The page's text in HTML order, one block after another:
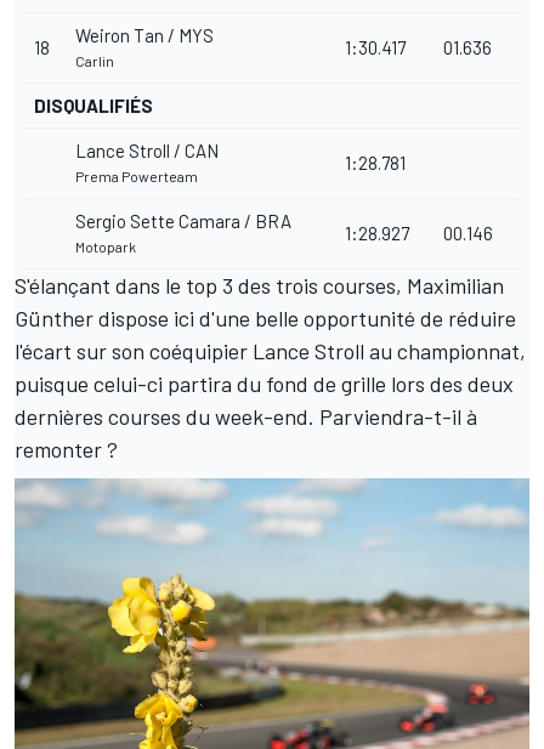
18
Weiron Tan / MYS
Carlin
1:30.417 01.636
DISQUALIFIÉS
Lance Stroll / CAN
Prema Powerteam
1:28.781
Sergio Sette Camara / BRA
Motopark
1:28.927 00.146
S'élançant dans le top 3 des trois courses, Maximilian
Günther dispose ici d'une belle opportunité de réduire
l'écart sur son coéquipier Lance Stroll au championnat,
puisque celui-ci partira du fond de grille lors des deux
dernières courses du week-end. Parviendra-t-il à
remonter ?